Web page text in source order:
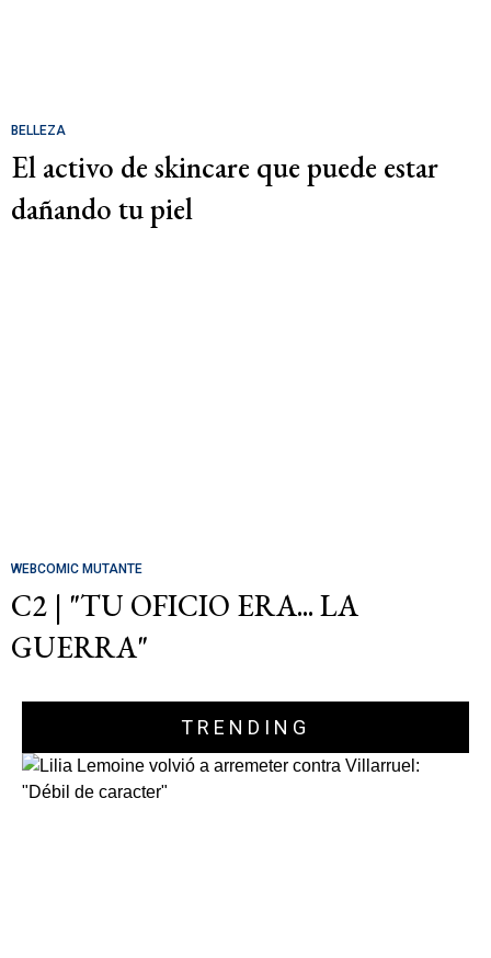
BELLEZA
El activo de skincare que puede estar
dañando tu piel
WEBCOMIC MUTANTE
C2 | "TU OFICIO ERA... LA
GUERRA"
TRENDING